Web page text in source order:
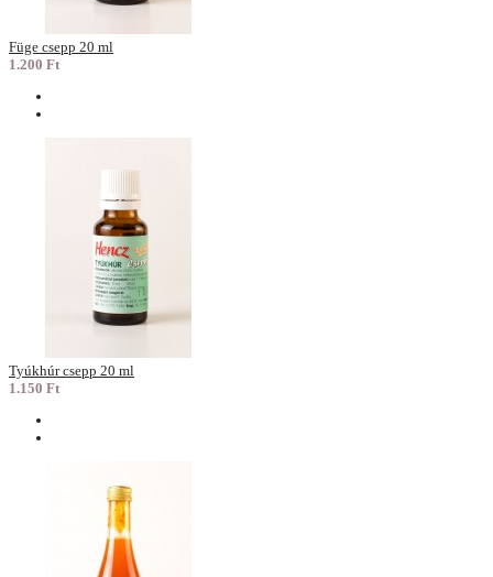
Füge csepp 20 ml
1.200 Ft
Tyúkhúr csepp 20 ml
1.150 Ft